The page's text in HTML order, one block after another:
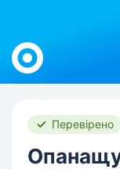
Work.ua
Перевірено